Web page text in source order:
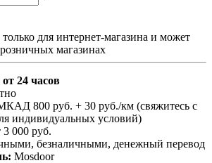
для интернет-магазина и может
магазинах
24 часов
800 руб. + 30 руб./км (свяжитесь с
индивидуальных условий)
3 000 руб.
безналичными, денежный перевод
Mosdoor